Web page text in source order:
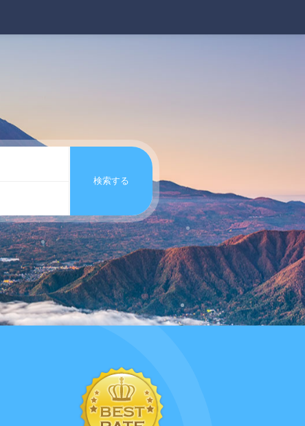
検索する